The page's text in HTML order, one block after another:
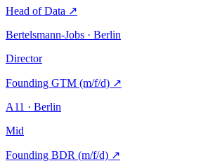
Head of Data ↗
Bertelsmann-Jobs · Berlin
Director
Founding GTM (m/f/d) ↗
A11 · Berlin
Mid
Founding BDR (m/f/d) ↗